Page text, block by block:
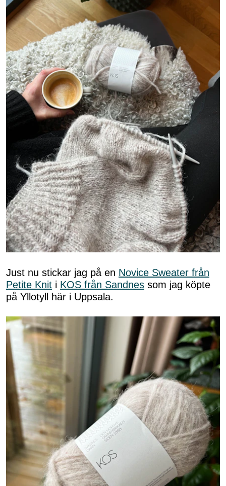
Just nu stickar jag på en Novice Sweater från
Petite Knit i KOS från Sandnes som jag köpte
på Yllotyll här i Uppsala.